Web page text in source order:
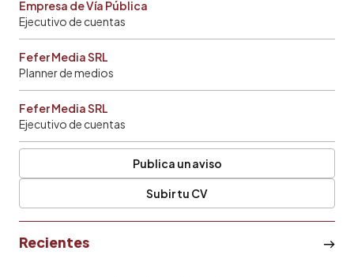
Empresa de Vía Pública
Ejecutivo de cuentas
Fefer Media SRL
Planner de medios
Fefer Media SRL
Ejecutivo de cuentas
Publica un aviso
Subir tu CV
Recientes